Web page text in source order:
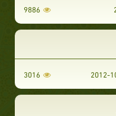
9886
3016